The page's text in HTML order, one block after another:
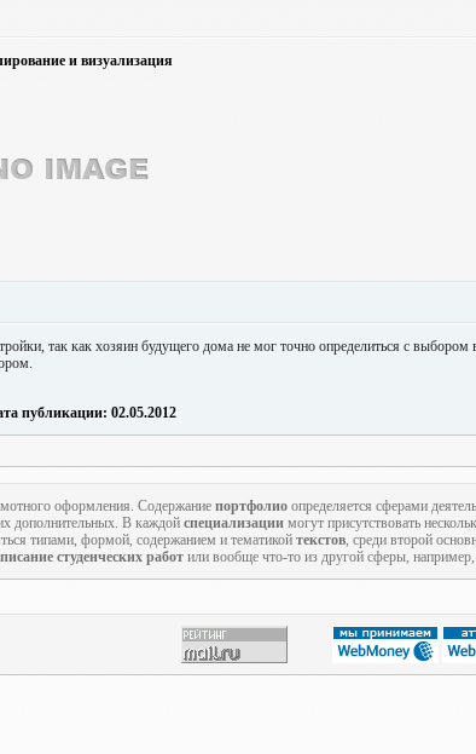
и визуализация
так как хозяин будущего дома не мог точно определиться с выбором
публикации: 02.05.2012
оформления. Содержание портфолио определяется сферами
дополнительных. В каждой специализации могут присутствовать
типами, формой, содержанием и тематикой текстов, среди второй
студенческих работ или вообще что-то из другой сферы, например,